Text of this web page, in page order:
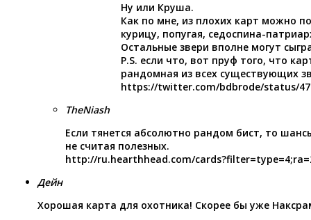
Ну или Круша.
Как по мне, из плохих карт можно
курицу, попугая, седоспина-
Остальные звери вполне могут
P.S. если что, вот пруф того, что
рандомная из всех существующих
https://twitter.com/bdbrode/status/
TheNiash
Если тянется абсолютно рандом бист, то
не считая полезных.
http://ru.hearthhead.com/
Дейн
Хорошая карта для охотника! Скорее бы уже